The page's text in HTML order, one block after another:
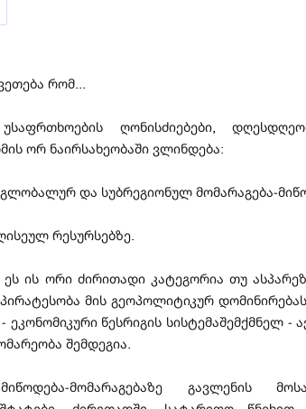
რომ...
ღონისძიებები,
ორ ნაირსახეობაში ვლინდება:
და სუბრეგიონულ მომარაგება-
რესურსებზე.
ის ორი ძირითადი კატეგორია თუ
მის გეოპოლიტიკურ
ეკონომიკური წესრიგის სისტემაშემქმნელ -
შემდეგია.
მომარაგებაზე გავლენის